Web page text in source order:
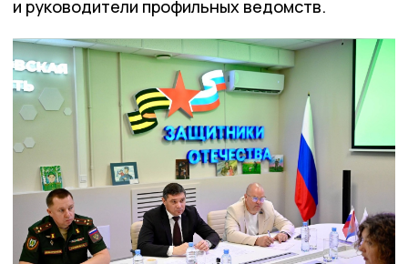
и руководители профильных ведомств.